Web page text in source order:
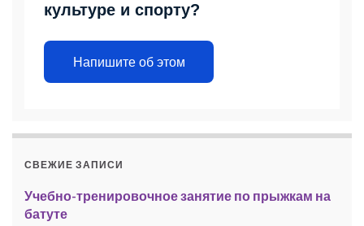
культуре и спорту?
Напишите об этом
СВЕЖИЕ ЗАПИСИ
Учебно-тренировочное занятие по прыжкам на
батуте